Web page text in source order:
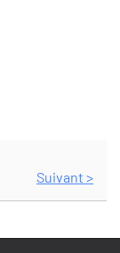
Suivant >